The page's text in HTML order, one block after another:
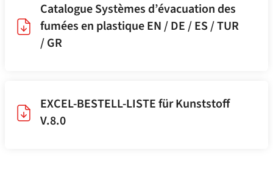
Catalogue Systèmes d’évacuation des
fumées en plastique EN / DE / ES / TUR
/ GR
EXCEL-BESTELL-LISTE für Kunststoff
V.8.0